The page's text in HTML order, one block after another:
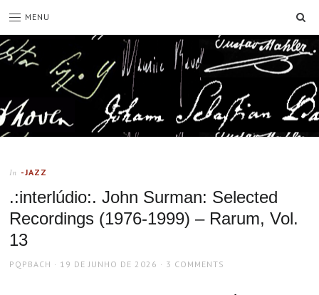
MENU
In -JAZZ
.:interlúdio:. John Surman: Selected
Recordings (1976-1999) – Rarum, Vol.
13
AUTHOR
PQPBACH
POSTED
19 DE JUNHO DE 2026 3 COMMENTS